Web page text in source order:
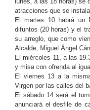
atracciones que se
El martes 10 habrá un
difuntos (20 horas) y el
su arreglo, que como
Alcalde, Miguel Ángel
El miércoles 11, a las
y misa con ofrenda al
El viernes 13 a la
Virgen por las calles del
El sábado 14 será el
anunciará el desfile de